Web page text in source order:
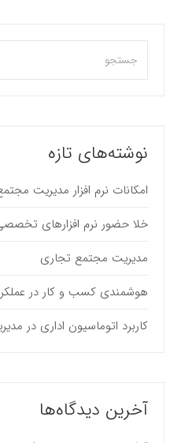
نوشته‌های تازه
امکانات نرم افزار مدیریت
خلا حضور نرم افزارهای
مدیریت مجتمع تجاری
هوشمندی کسب و کار در
کاربرد اتوماسیون اداری در
آخرین دیدگاه‌ها